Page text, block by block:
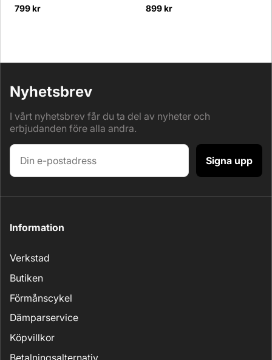
799 kr
899 kr
Nyhetsbrev
I vårt nyhetsbrev får du ta del av nyheter och
erbjudanden före alla andra.
Signa upp
Information
Verkstad
Butiken
Förmånscykel
Dämparservice
Köpvillkor
Betalningsalternativ